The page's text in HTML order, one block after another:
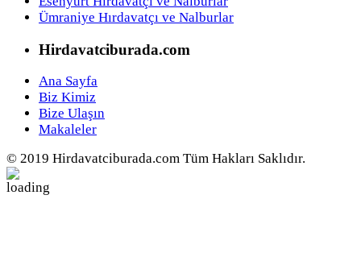
Ümraniye Hırdavatçı ve Nalburlar
Hirdavatciburada.com
Ana Sayfa
Biz Kimiz
Bize Ulaşın
Makaleler
© 2019 Hirdavatciburada.com Tüm Hakları Saklıdır.